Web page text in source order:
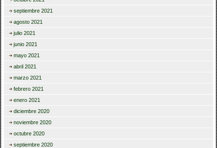
septiembre 2021
agosto 2021
julio 2021
junio 2021
mayo 2021
abril 2021
marzo 2021
febrero 2021
enero 2021
diciembre 2020
noviembre 2020
octubre 2020
septiembre 2020